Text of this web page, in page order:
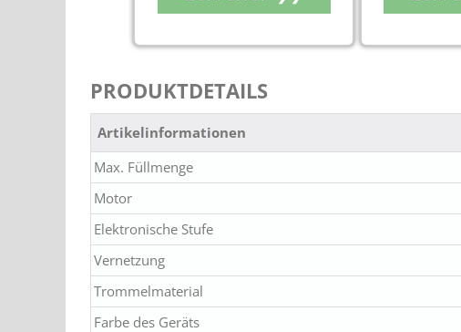
PRODUKTDETAILS
Artikelinformationen
Max. Füllmenge
Motor
Elektronische Stufe
Vernetzung
Trommelmaterial
Farbe des Geräts